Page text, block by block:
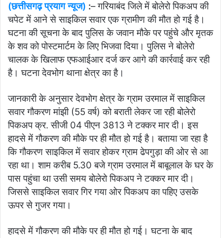
(छत्तीसगढ़ प्रयाग न्यूज) :– गरियाबंद जिले में बोलेरो पिकअप की
चपेट में आने से साइकिल सवार एक ग्रामीण की मौत हो गई है।
घटना की सूचना के बाद पुलिस के जवान मौके पर पहुंचे और मृतक
के शव को पोस्टमार्टम के लिए भिजवा दिया। पुलिस ने बोलेरो
चालक के खिलाफ एफआईआर दर्ज कर आगे की कार्रवाई कर रही
है। घटना देवभोग थाना क्षेत्र का है।
जानकारी के अनुसार देवभोग क्षेत्र के ग्राम उरमाल में साइकिल
सवार गौकरण मांझी (55 वर्ष) को बराती लेकर जा रही बोलेरो
पिकअप क्र. सीजी 04 पीएन 3813 ने टक्कर मार दी। इस
हादसे में गौकरण की मौके पर ही मौत हो गई है। बताया जा रहा है
कि गौकरण साइकिल में सवार होकर ग्राम ढेपगुड़ा की ओर से आ
रहा था। शाम करीब 5.30 बजे ग्राम उरमाल में बाबूलाल के घर के
पास पहुंचा था उसी समय बोलेरो पिकअप ने टक्कर मार दी।
जिससे साइकिल सवार गिर गया ओर पिकअप का पहिए उसके
ऊपर से गुजर गया।
हादसे में गौकरण की मौके पर ही मौत हो गई। घटना के बाद